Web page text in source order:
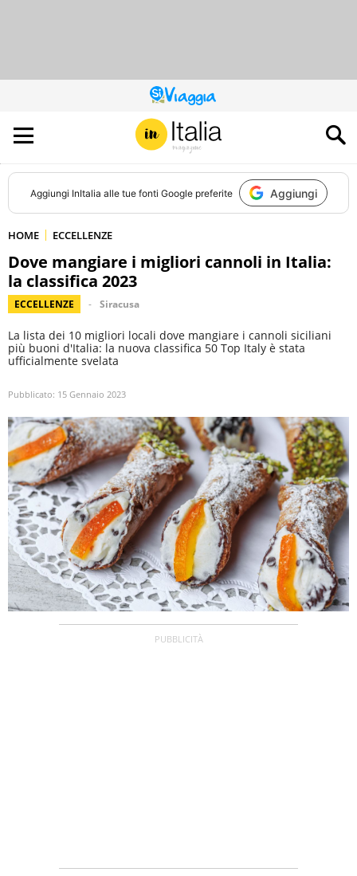
QUESTO
SITO
CONTRIBUISCE
ALL’AUDIENCE
DI
Aggiungi InItalia alle tue fonti Google preferite Aggiungi
HOME ECCELLENZE
Dove mangiare i migliori cannoli in Italia:
la classifica 2023
ECCELLENZE Siracusa
La lista dei 10 migliori locali dove mangiare i cannoli siciliani
più buoni d'Italia: la nuova classifica 50 Top Italy è stata
ufficialmente svelata
Pubblicato: 15 Gennaio 2023